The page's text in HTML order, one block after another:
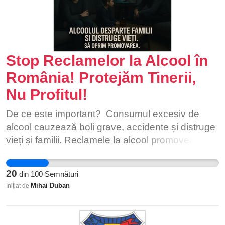
Stop Reclamelor la Alcool în
România! Protejăm Tinerii,
Nu Profitul!
De ce este important? Consumul excesiv de
alcool cauzează boli grave, accidente și distruge
vieți și familii. Reclamele la alcool promovează un
care sunt cei mai vulnerabili. Interzicerea
reclamelor este un pas esențial pentru a proteja
sănătatea publică și a reduce impactul negativ al
alăture și alte persoane? Pentru că împreună
20 din 100 Semnături
Inițiat de Mihai Duban